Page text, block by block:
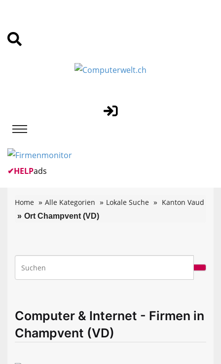
✔HELPads
Home Alle Kategorien Lokale Suche Kanton Vaud
Ort Champvent (VD)
Computer & Internet - Firmen in
Champvent (VD)